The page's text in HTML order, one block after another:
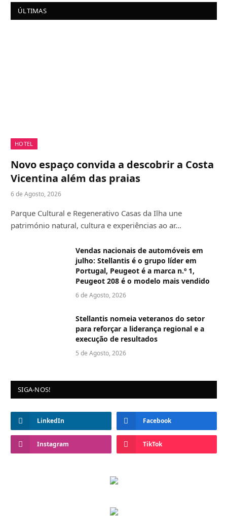
ÚLTIMAS
HOTEL
Novo espaço convida a descobrir a Costa
Vicentina além das praias
6 de Agosto, 2026
Parque Cultural e Regenerativo Casas da Ilha une
património natural, cultura e experiências ao ar…
Vendas nacionais de automóveis em
julho: Stellantis é o grupo líder em
Portugal, Peugeot é a marca n.º 1,
Peugeot 208 é o modelo mais vendido
6 de Agosto, 2026
Stellantis nomeia veteranos do setor
para reforçar a liderança regional e a
execução de resultados
5 de Agosto, 2026
SIGA-NOS!
LinkedIn Facebook
Instagram TikTok